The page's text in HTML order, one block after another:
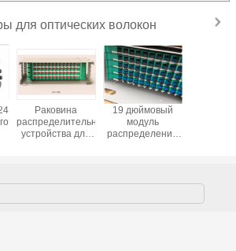
для оптических волокон
Раковина
распределительного
устройства для
установленная
ODF 12 24 48 72
19 дюймовый
модуль
распределения
FC LC ST ODF 12
Ядра
FC LC ST